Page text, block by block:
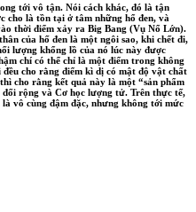
tới vô tận. Nói cách khác, đó là tận
cho là tồn tại ở tâm những hổ đen, và
thời điểm xảy ra Big Bang (Vụ Nổ Lớn).
của hố đen là một ngôi sao, khi chết đi,
lượng khổng lồ của nó lúc này được
chí có thể chỉ là một điểm trong không
cho rằng điểm kì dị có mật độ vật chất
cho rằng kết quả này là một “sản phẩm
rộng và Cơ học lượng tử. Trên thực tế,
vô cùng đậm đặc, nhưng không tới mức